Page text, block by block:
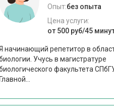
Опыт:без опыта
Цена услуги:
от 500 руб/45
начинающий репетитор в
Учусь в магистратуре
факультета
Главной...